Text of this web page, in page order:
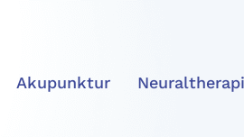
Akupunktur